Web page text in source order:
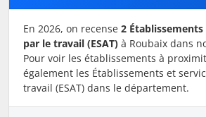
En 2026, on recense 2
par le travail (ESAT) à Roubaix dans
Pour voir les établissements à
également les Établissements et
travail (ESAT) dans le département.